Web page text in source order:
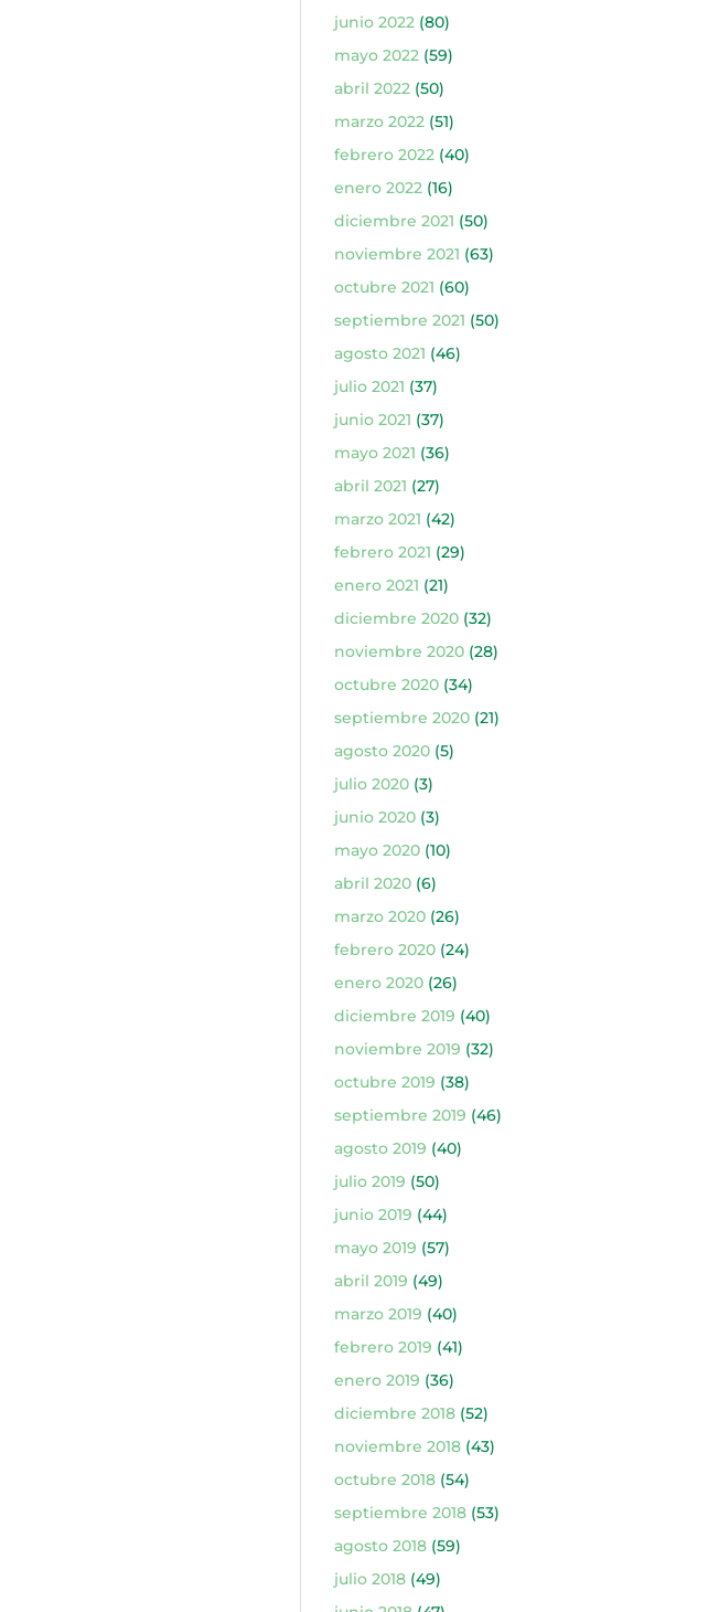
junio 2022(80)
mayo 2022(59)
abril 2022(50)
marzo 2022(51)
febrero 2022(40)
enero 2022(16)
diciembre 2021 (50)
noviembre 2021 (63)
octubre 2021 (60)
septiembre 2021 (50)
agosto 2021 (46)
julio 2021 (37)
junio 2021 (37)
mayo 2021 (36)
abril 2021 (27)
marzo 2021 (42)
febrero 2021 (29)
enero 2021 (21)
diciembre 2020(32)
noviembre 2020(28)
octubre 2020(34)
septiembre 2020(21)
agosto 2020(5)
julio 2020(3)
junio 2020(3)
mayo 2020(10)
abril 2020(6)
marzo 2020(26)
febrero 2020(24)
enero 2020(26)
diciembre 2019 (40)
noviembre 2019 (32)
octubre 2019 (38)
septiembre 2019 (46)
agosto 2019 (40)
julio 2019 (50)
junio 2019 (44)
mayo 2019 (57)
abril 2019 (49)
marzo 2019 (40)
febrero 2019 (41)
enero 2019 (36)
diciembre 2018(52)
noviembre 2018(43)
octubre 2018(54)
septiembre 2018(53)
agosto 2018(59)
julio 2018(49)